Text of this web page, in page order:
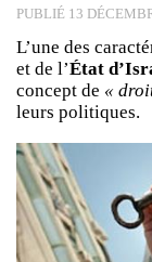
PUBLIÉ 13
L’une des
et de l’État
concept de «
leurs politiques.